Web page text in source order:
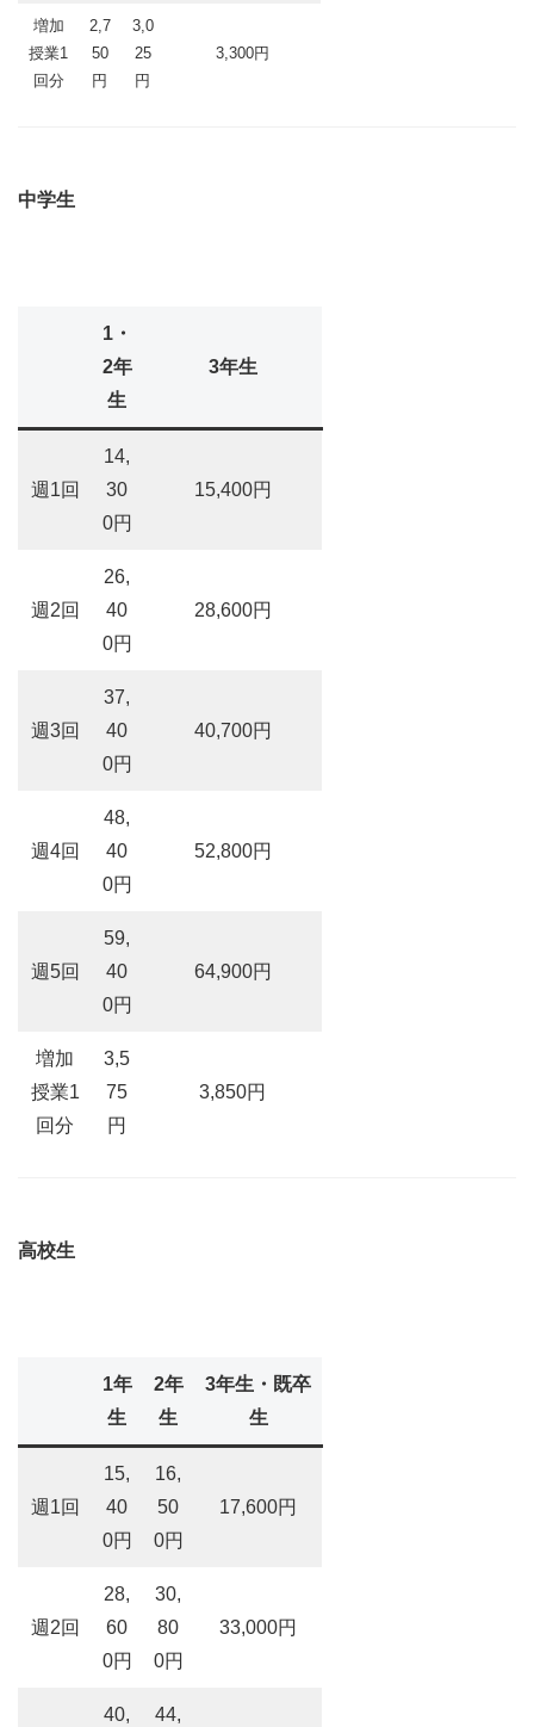
増加
授業1
回分
2,7
50
円
3,0
25
円
3,300円
中学生
1・
2年
生
3年生
週1回
14,
30
0円
15,400円
週2回
26,
40
0円
28,600円
週3回
37,
40
0円
40,700円
週4回
48,
40
0円
52,800円
週5回
59,
40
0円
64,900円
増加
授業1
回分
3,5
75
円
3,850円
高校生
1年
生
2年
生
3年生・既卒
生
週1回
15,
40
0円
16,
50
0円
17,600円
週2回
28,
60
0円
30,
80
0円
33,000円
40,
44,